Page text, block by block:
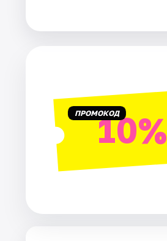
Рейтинги ПРОМОКОД10%